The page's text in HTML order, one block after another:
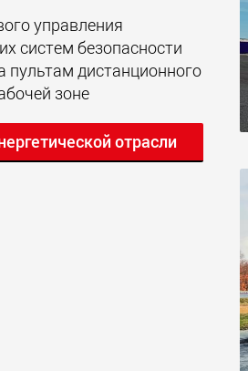
управления
систем безопасности
пультам дистанционного
зоне
отрасли